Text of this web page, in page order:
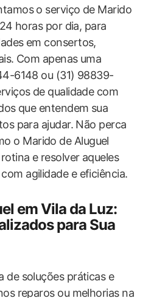
o serviço de Marido
horas por dia, para
em consertos,
Com apenas uma
6148 ou (31) 98839-
de qualidade com
que entendem sua
para ajudar. Não perca
o Marido de Aluguel
e resolver aqueles
agilidade e eficiência.
em Vila da Luz:
para Sua
de soluções práticas e
reparos ou melhorias na